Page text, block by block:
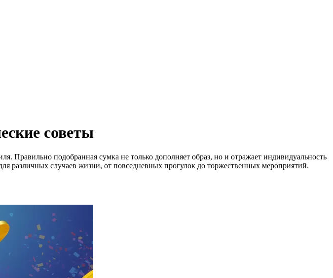
советы
Правильно подобранная сумка не только дополняет образ, но и отражает индивидуальность
различных случаев жизни, от повседневных прогулок до торжественных мероприятий.